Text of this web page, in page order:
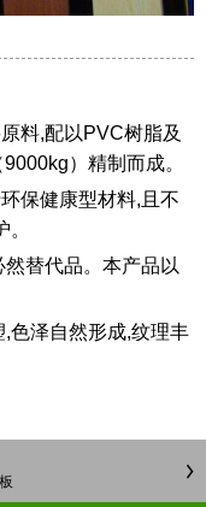
料,配以PVC树脂及
）精制而成。
保健康型材料,且不
替代品。本产品以
色泽自然形成,纹理丰